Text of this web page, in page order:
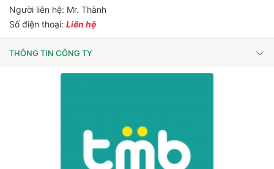
Người liên hệ: Mr. Thành
Số điện thoại: Liên hệ
THÔNG TIN CÔNG TY